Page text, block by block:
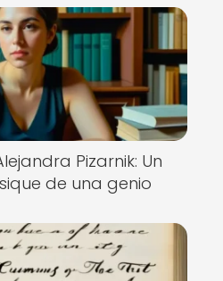
Pizarnik: Un
de una genio